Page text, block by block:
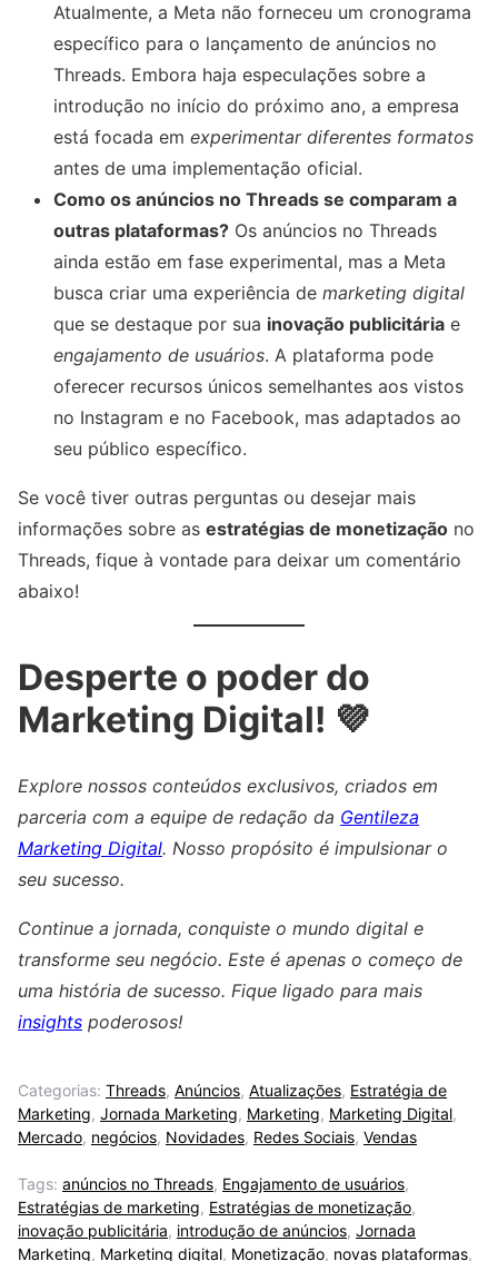
Atualmente, a Meta não forneceu um cronograma
específico para o lançamento de anúncios no
Threads. Embora haja especulações sobre a
introdução no início do próximo ano, a empresa
está focada em experimentar diferentes formatos
antes de uma implementação oficial.
Como os anúncios no Threads se comparam a
outras plataformas? Os anúncios no Threads
ainda estão em fase experimental, mas a Meta
busca criar uma experiência de marketing digital
que se destaque por sua inovação publicitária e
engajamento de usuários. A plataforma pode
oferecer recursos únicos semelhantes aos vistos
no Instagram e no Facebook, mas adaptados ao
seu público específico.
Se você tiver outras perguntas ou desejar mais
informações sobre as estratégias de monetização no
Threads, fique à vontade para deixar um comentário
abaixo!
Desperte o poder do
Marketing Digital! 💜
Explore nossos conteúdos exclusivos, criados em
parceria com a equipe de redação da Gentileza
Marketing Digital. Nosso propósito é impulsionar o
seu sucesso.
Continue a jornada, conquiste o mundo digital e
transforme seu negócio. Este é apenas o começo de
uma história de sucesso. Fique ligado para mais
insights poderosos!
Categorias: Threads, Anúncios, Atualizações, Estratégia de
Marketing, Jornada Marketing, Marketing, Marketing Digital,
Mercado, negócios, Novidades, Redes Sociais, Vendas
Tags: anúncios no Threads, Engajamento de usuários,
Estratégias de marketing, Estratégias de monetização,
inovação publicitária, introdução de anúncios, Jornada
Marketing, Marketing digital, Monetização, novas plataformas,